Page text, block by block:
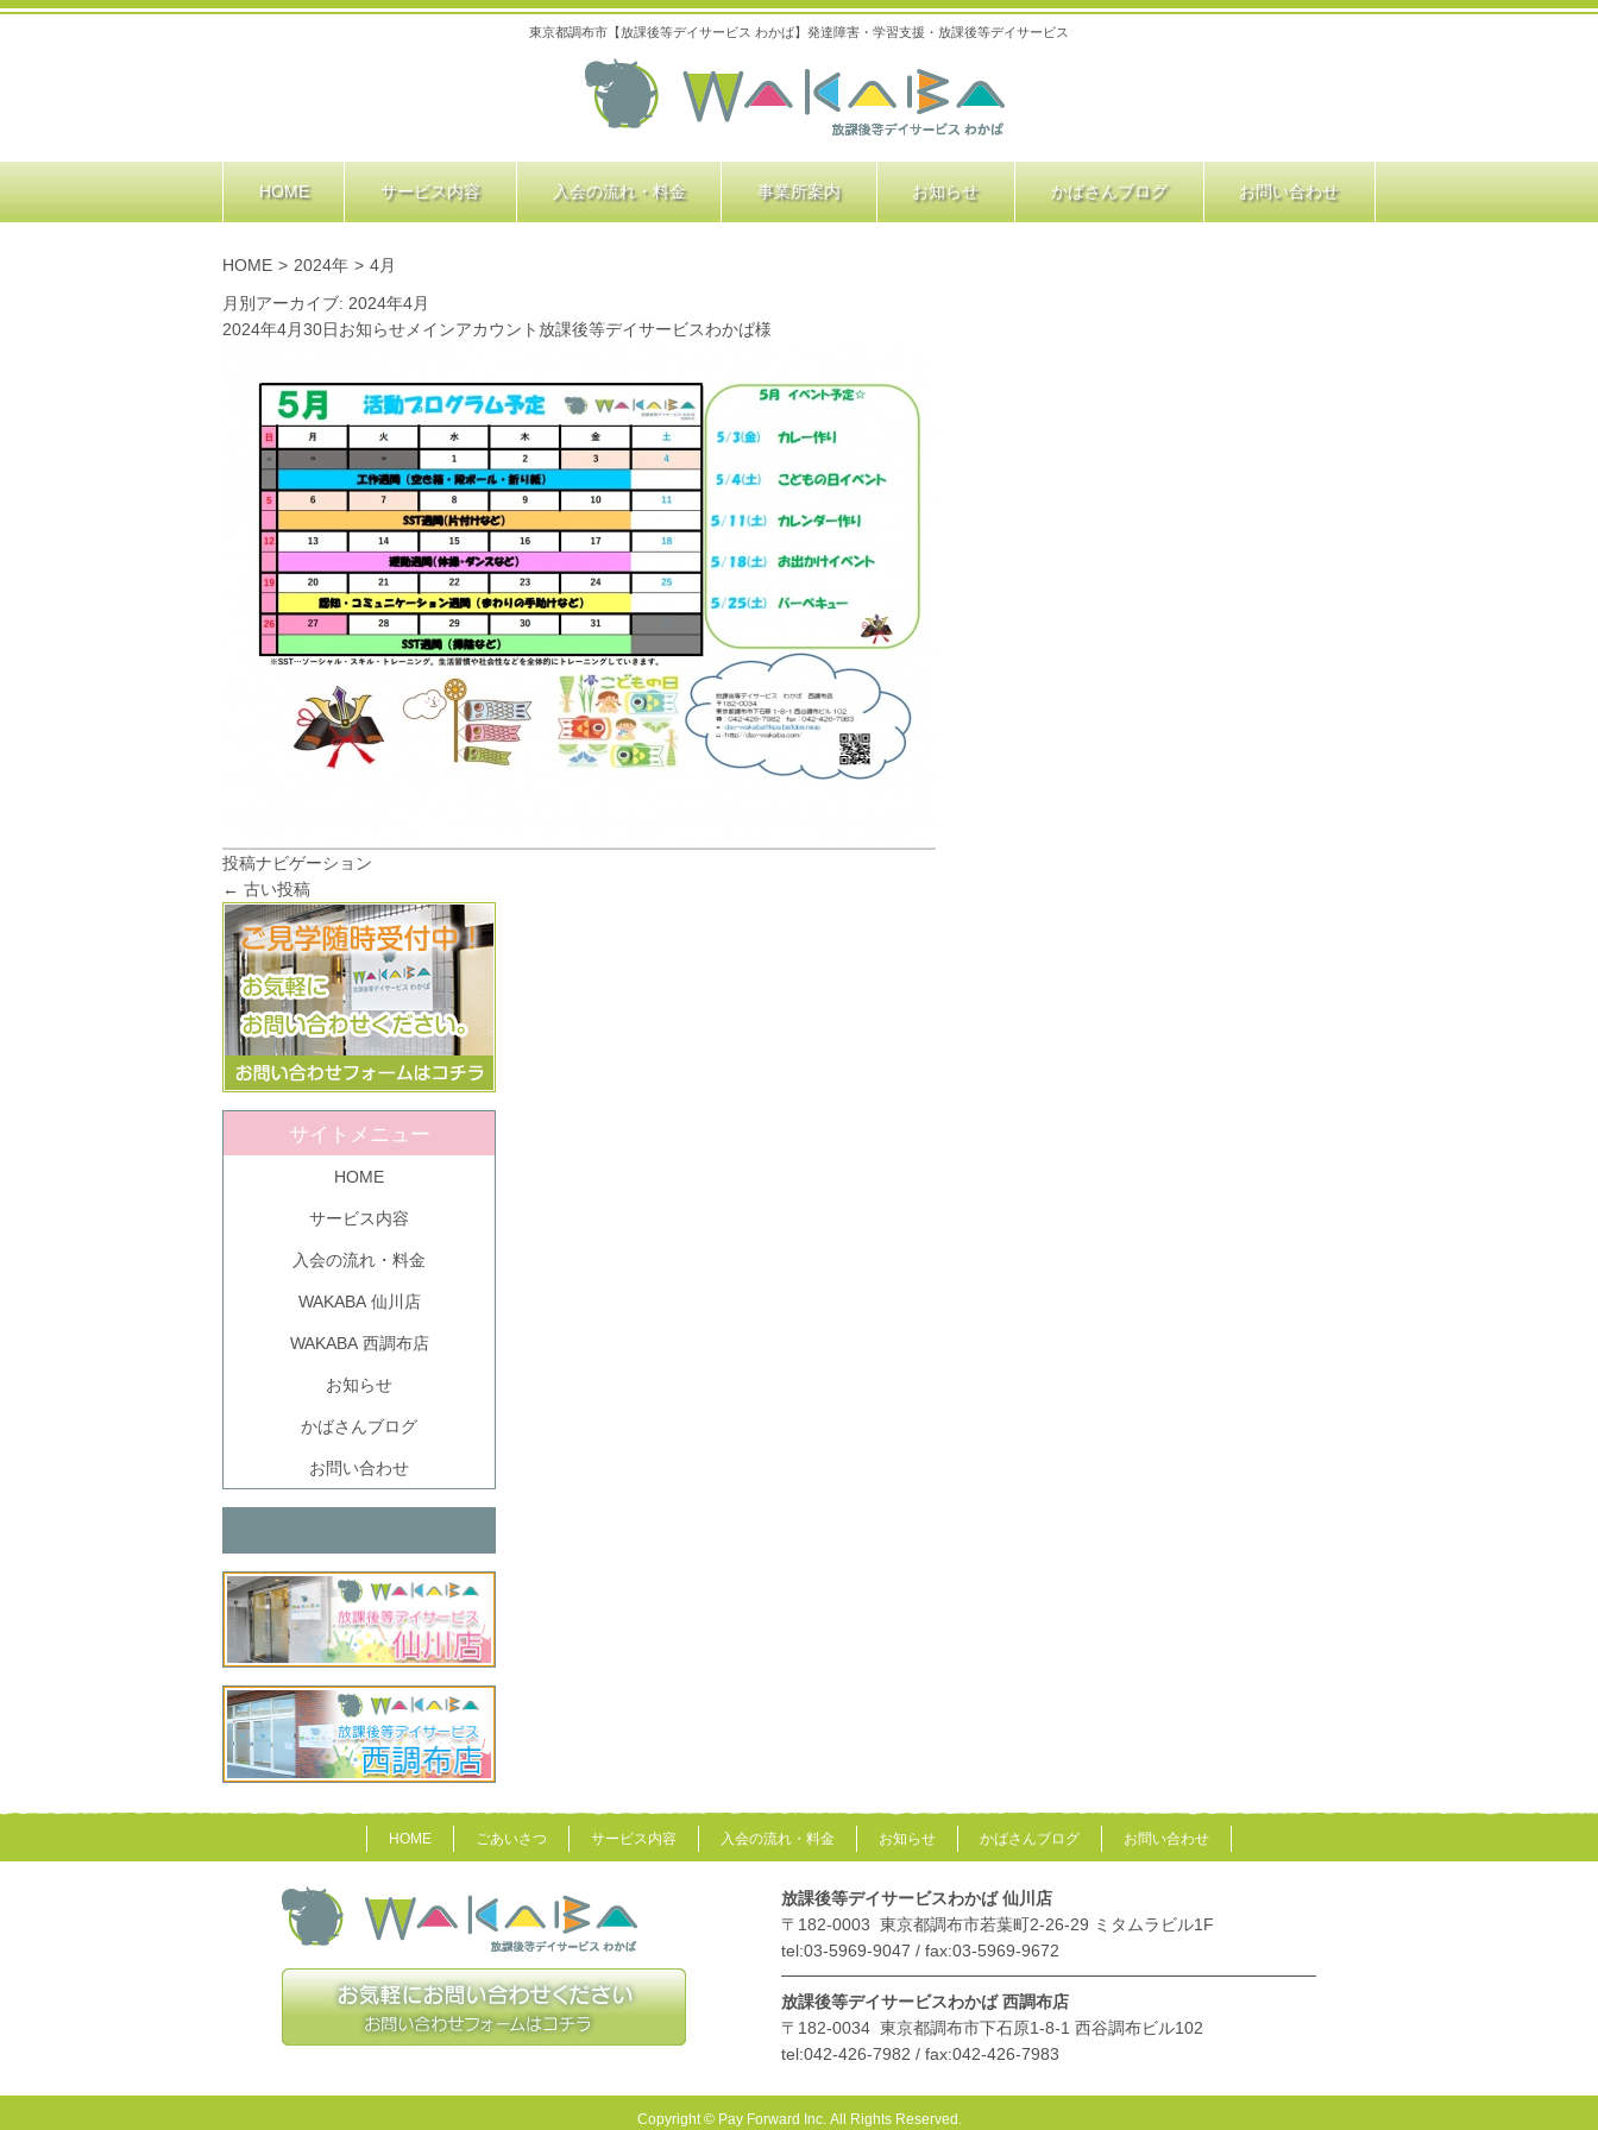
東京都調布市【放課後等デイサービス わかば】発達障害・学習支援・放課後等デイサービス
HOME サービス内容 入会の流れ・料金 事業所案内 お知らせ かばさんブログ お問い合わせ
HOME > 2024年 > 4月
月別アーカイブ: 2024年4月
2024年4月30日お知らせ メインアカウント放課後等デイサービスわかば様
投稿ナビゲーション
← 古い投稿
サイトメニュー
HOME
サービス内容
入会の流れ・料金
WAKABA 仙川店
WAKABA 西調布店
お知らせ
かばさんブログ
お問い合わせ
HOME ごあいさつ サービス内容 入会の流れ・料金 お知らせ かばさんブログ お問い合わせ
放課後等デイサービスわかば 仙川店
〒182-0003 東京都調布市若葉町2-26-29 ミタムラビル1F
tel:03-5969-9047 / fax:03-5969-9672
放課後等デイサービスわかば 西調布店
〒182-0034 東京都調布市下石原1-8-1 西谷調布ビル102
tel:042-426-7982 / fax:042-426-7983
Copyright © Pay Forward Inc. All Rights Reserved.